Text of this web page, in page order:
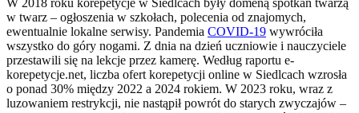
W 2018 roku korepetycje w Siedlcach były domeną spotkań twarzą
w twarz – ogłoszenia w szkołach, polecenia od znajomych,
ewentualnie lokalne serwisy. Pandemia COVID-19 wywróciła
wszystko do góry nogami. Z dnia na dzień uczniowie i nauczyciele
przestawili się na lekcje przez kamerę. Według raportu e-
korepetycje.net, liczba ofert korepetycji online w Siedlcach wzrosła
o ponad 30% między 2022 a 2024 rokiem. W 2023 roku, wraz z
luzowaniem restrykcji, nie nastąpił powrót do starych zwyczajów –